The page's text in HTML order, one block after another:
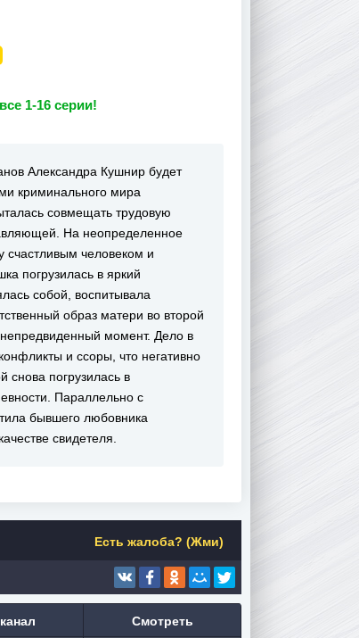
1-16 серии!
Александра Кушнир будет
криминального мира
совмещать трудовую
На неопределенное
счастливым человеком и
погрузилась в яркий
собой, воспитывала
образ матери во второй
момент. Дело в
и ссоры, что негативно
снова погрузилась в
Параллельно с
бывшего любовника
свидетеля.
Есть жалоба? (Жми)
Смотреть